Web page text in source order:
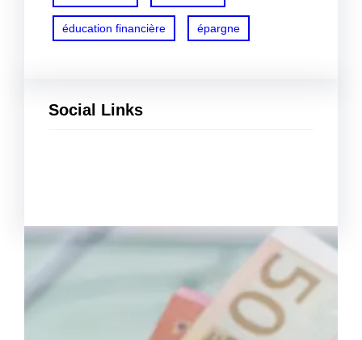
éducation financière épargne
Social Links